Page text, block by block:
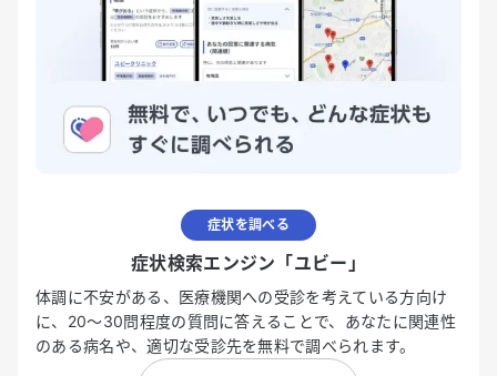
症状を調べる
症状検索エンジン「ユビー」
体調に不安がある、医療機関への受診を考えている方向け
に、20〜30問程度の質問に答えることで、あなたに関連性
のある病名や、適切な受診先を無料で調べられます。